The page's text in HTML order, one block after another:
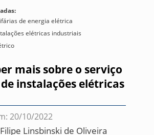
de energia elétrica
elétricas industriais
mais sobre o serviço
instalações elétricas
20/10/2022
Filipe Linsbinski de Oliveira